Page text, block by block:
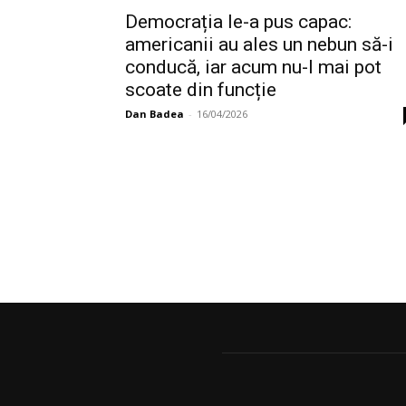
Democrația le-a pus capac:
americanii au ales un nebun să-i
conducă, iar acum nu-l mai pot
scoate din funcție
Dan Badea - 16/04/2026